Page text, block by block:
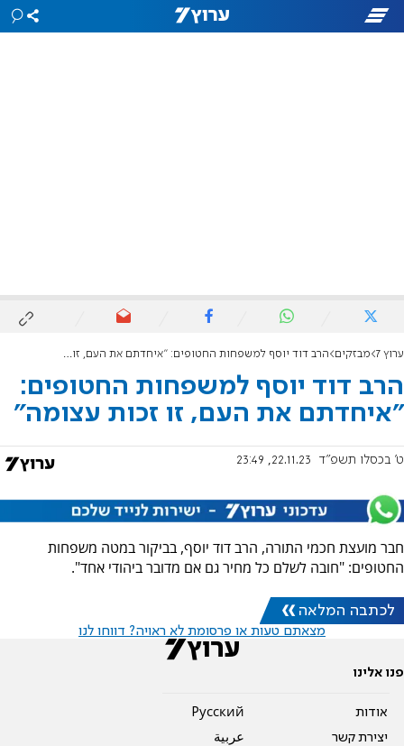
ערוץ 7 מבזקים הרב דוד יוסף למשפחות החטופים: "איחדתם את העם, זו זכות עצומה"
הרב דוד יוסף למשפחות החטופים:
"איחדתם את העם, זו זכות עצומה"
ט' בכסלו תשפ"ד 22.11.23, 23:49
חבר מועצת חכמי התורה, הרב דוד יוסף, בביקור במטה משפחות
החטופים: "חובה לשלם כל מחיר גם אם מדובר ביהודי אחד".
לכתבה המלאה
מצאתם טעות או פרסומת לא ראויה? דווחו לנו
פנו אלינו
אודות
יצירת קשר
Pусский
عربية